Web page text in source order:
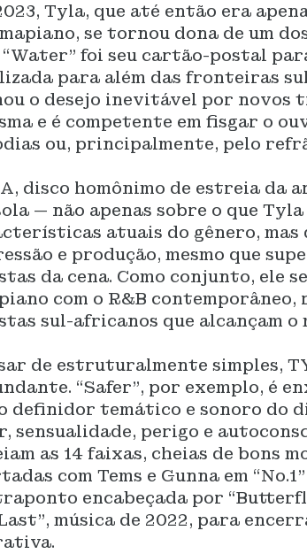
Tyla, que até então era
se tornou dona de um
“Water” foi seu cartão-postal
para além das fronteiras
o desejo inevitável por novos
e é competente em fisgar o
ou, principalmente, pelo
disco homônimo de estreia da
— não apenas sobre o que
atuais do gênero, mas
e produção, mesmo que
da cena. Como conjunto, ele
com o R&B
sul-africanos que alcançam o
de estruturalmente simples,
“Safer”, por exemplo, é
definidor temático e sonoro do
sensualidade, perigo e
as 14 faixas, cheias de bons
com Tems e Gunna em
encabeçada por
música de 2022, para